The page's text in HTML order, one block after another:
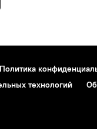
Политика
технологий